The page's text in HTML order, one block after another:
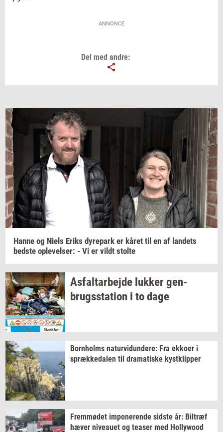
ANNONCE
Del med andre:
Hanne og Niels Eriks dy­re­park er kåret til en af lan­dets
bed­ste op­le­vel­ser: - Vi er vildt stol­te
As­fal­t­ar­bej­de luk­kergen­
brugs­sta­tion i to dage
Born­holms na­tur­vi­dun­de­re: Fra ek­ko­er i
spræk­ke­da­len til dra­ma­ti­ske kyst­klip­per
Frem­mø­det im­po­ne­ren­de sid­ste år: Bil­træf
hæver ni­veau­et og tea­ser med Hol­lywood